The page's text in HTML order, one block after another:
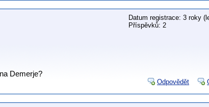
Datum registrace: 3 roky
Příspěvků: 2
Demerje?
Odpovědět